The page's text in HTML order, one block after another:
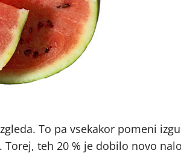
To pa vsekakor pomeni
teh 20 % je dobilo novo